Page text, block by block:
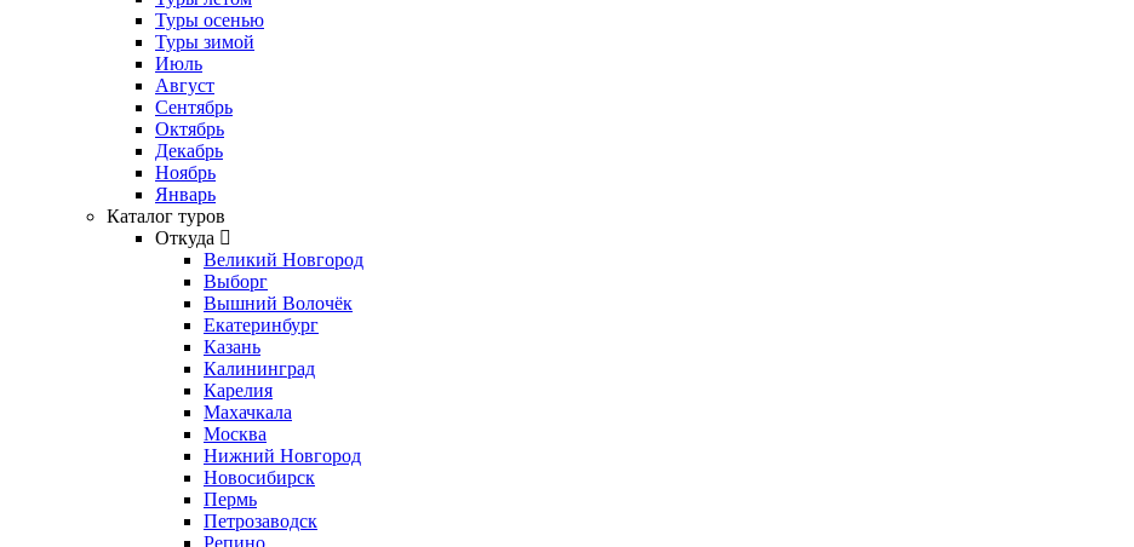
Туры осенью
Туры зимой
Июль
Август
Сентябрь
Октябрь
Декабрь
Ноябрь
Январь
Каталог туров
Откуда
Великий Новгород
Выборг
Вышний Волочёк
Екатеринбург
Казань
Калининград
Карелия
Махачкала
Москва
Нижний Новгород
Новосибирск
Пермь
Петрозаводск
Репино